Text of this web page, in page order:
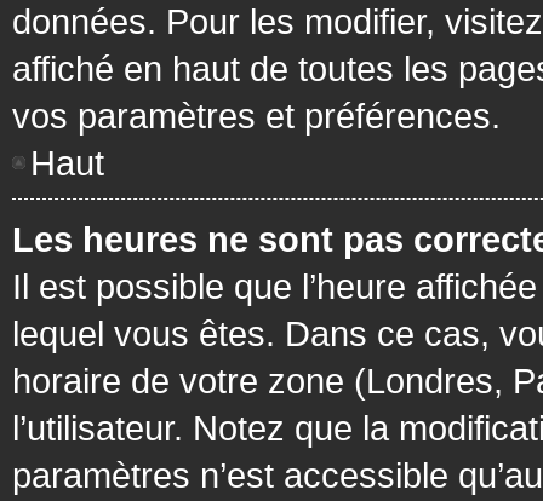
données. Pour les modifier,
affiché en haut de toutes les
vos paramètres et préférences.
Haut
Les heures ne sont pas
Il est possible que l’heure
lequel vous êtes. Dans ce cas,
horaire de votre zone (Londres,
l’utilisateur. Notez que la
paramètres n’est accessible